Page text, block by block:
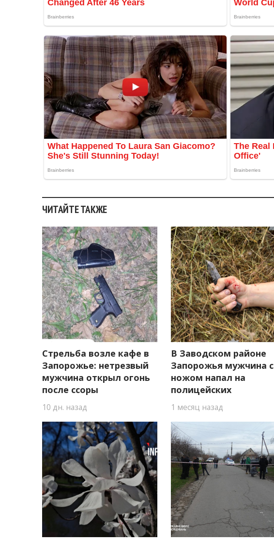
ЧИТАЙТЕ ТАКЖЕ
Стрельба возле кафе в
Запорожье: нетрезвый
мужчина открыл огонь
после ссоры
10 дн. назад
В Заводском районе
Запорожья мужчина с
ножом напал на
полицейских
1 месяц назад